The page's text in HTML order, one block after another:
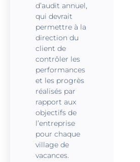
d’audit annuel,
qui devrait
permettre à la
direction du
client de
contrôler les
performances
et les progrès
réalisés par
rapport aux
objectifs de
l’entreprise
pour chaque
village de
vacances.